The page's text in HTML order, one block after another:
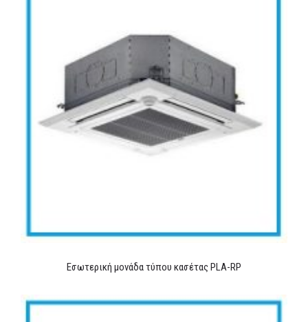
Εσωτερική μονάδα τύπου κασέτας PLA-RP